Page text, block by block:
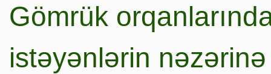
Gömrük
istəyənlərin nəzərinə